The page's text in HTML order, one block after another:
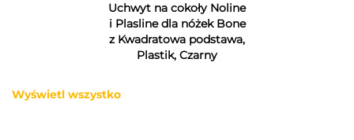
Uchwyt na cokoły Noline
i Plasline dla nóżek Bone
z Kwadratowa podstawa,
Plastik, Czarny
Wyświetl wszystko